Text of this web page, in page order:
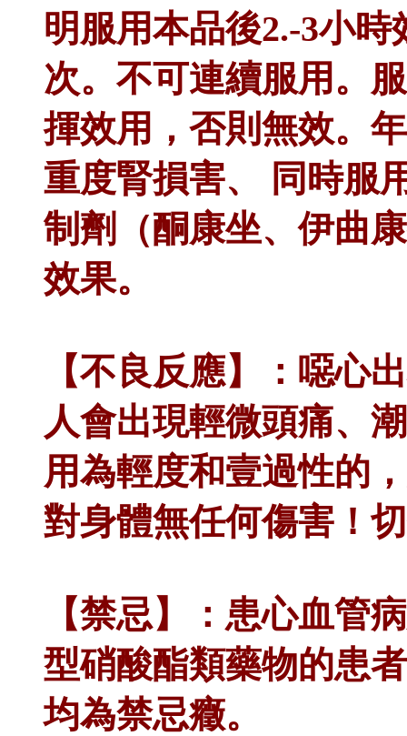
明服用本品後2.-3小
次。不可連續服用。
揮效用，否則無效。
重度腎損害、 同時服
制劑（酮康坐、伊曲
效果。
【不良反應】：噁心
人會出現輕微頭痛、
用為輕度和壹過性的
對身體無任何傷害！
【禁忌】：患心血管
型硝酸酯類藥物的患
均為禁忌癥。